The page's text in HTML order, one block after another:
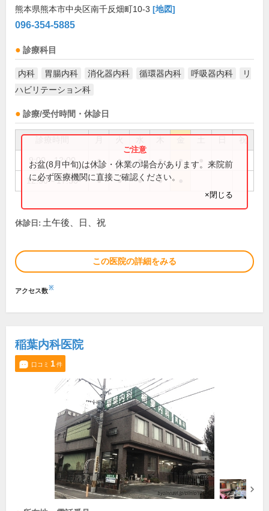
熊本県熊本市中央区南千反畑町10-3 [地図]
096-354-5885
診療科目
内科 胃腸内科 消化器内科 循環器内科 呼吸器内科
リ
ハビリテーション科
診療/受付時間・休診日
祝
9:00～12:00 ● ● ● ● ●
12:30～17:30 ● ● ● ●
お盆(8月中旬)は休診・休業の場合があります。来院前
に必ず医療機関に直接ご確認ください。
×閉じる
休診日: 土午後、日、祝
この医院の詳細をみる
アクセス数※
稲葉内科医院
口コミ 1件